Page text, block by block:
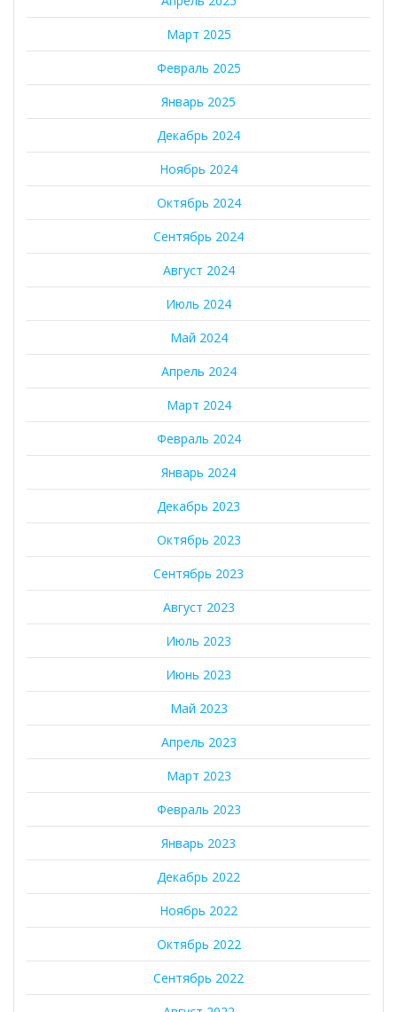
Март 2025
Февраль 2025
Январь 2025
Декабрь 2024
Ноябрь 2024
Октябрь 2024
Сентябрь 2024
Август 2024
Июль 2024
Май 2024
Апрель 2024
Март 2024
Февраль 2024
Январь 2024
Декабрь 2023
Октябрь 2023
Сентябрь 2023
Август 2023
Июль 2023
Июнь 2023
Май 2023
Апрель 2023
Март 2023
Февраль 2023
Январь 2023
Декабрь 2022
Ноябрь 2022
Октябрь 2022
Сентябрь 2022